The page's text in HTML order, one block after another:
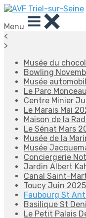
Menu
<
>
Musée du
Bowling
Musée
Le Parc
Centre Minier
Le Marais Mai
Maison de la
Le Sénat Mars
Musée de la
Musée
Conciergerie
Jardin Albert
Canal Saint-
Toucy Juin 2025
Faubourg St
Basilique St
Le Petit Palais